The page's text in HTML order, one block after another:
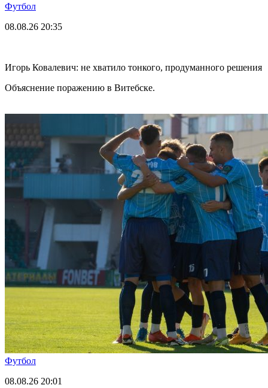
Футбол
08.08.26 20:35
Игорь Ковалевич: не хватило тонкого, продуманного решения
Объяснение поражению в Витебске.
Футбол
08.08.26 20:01